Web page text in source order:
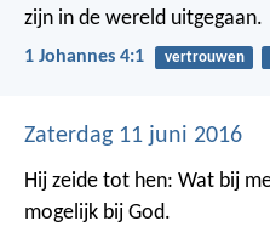
zijn in de wereld uitgegaan.
1 Johannes 4:1 vertrouwen
Zaterdag 11 juni 2016
Hij zeide tot hen: Wat bij
mogelijk bij God.